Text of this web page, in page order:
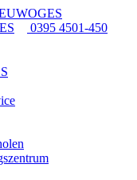
0395 4501-450